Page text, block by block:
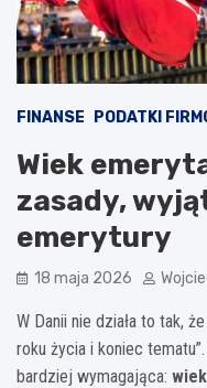
FINANSE PODATKI
Wiek
zasady,
emerytury
18 maja 2026
W Danii nie działa to tak,
roku życia i koniec
bardziej wymagająca: